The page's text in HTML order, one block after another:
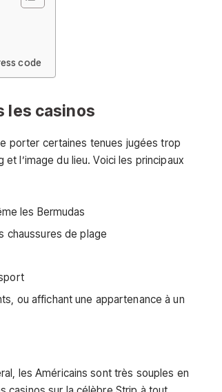
code
les casinos
porter certaines tenues jugées trop
l’image du lieu. Voici les principaux
les Bermudas
chaussures de plage
ou affichant une appartenance à un
les Américains sont très souples en